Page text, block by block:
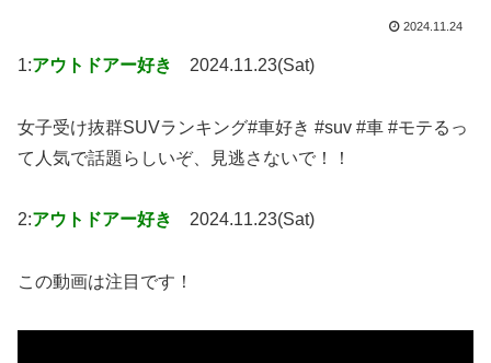
2024.11.24
1:アウトドアー好き 2024.11.23(Sat)
女子受け抜群SUVランキング#車好き #suv #車 #モテるっ
て人気で話題らしいぞ、見逃さないで！！
2:アウトドアー好き 2024.11.23(Sat)
この動画は注目です！